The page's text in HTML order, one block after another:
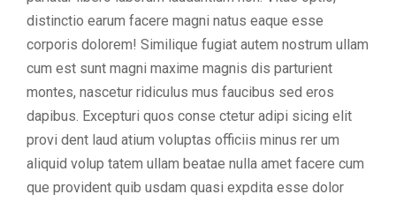
distinctio earum facere magni natus eaque esse
corporis dolorem! Similique fugiat autem nostrum ullam
cum est sunt magni maxime magnis dis parturient
montes, nascetur ridiculus mus faucibus sed eros
dapibus. Excepturi quos conse ctetur adipi sicing elit
provi dent laud atium voluptas officiis minus rer um
aliquid volup tatem ullam beatae nulla amet facere cum
que provident quib usdam quasi expdita esse dolor